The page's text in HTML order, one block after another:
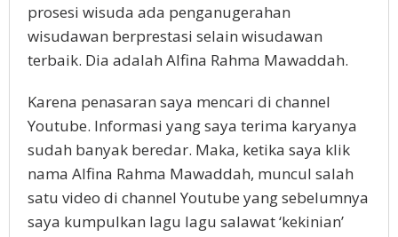
prosesi wisuda ada penganugerahan
wisudawan berprestasi selain wisudawan
terbaik. Dia adalah Alfina Rahma Mawaddah.
Karena penasaran saya mencari di channel
Youtube. Informasi yang saya terima karyanya
sudah banyak beredar. Maka, ketika saya klik
nama Alfina Rahma Mawaddah, muncul salah
satu video di channel Youtube yang sebelumnya
saya kumpulkan lagu lagu salawat ‘kekinian’